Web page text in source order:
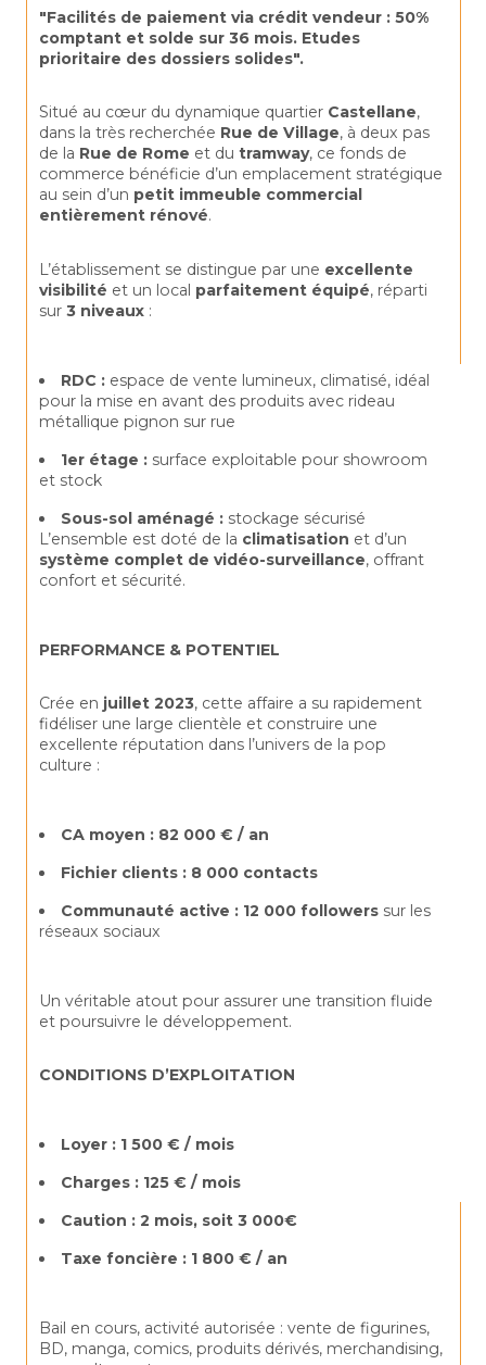
"Facilités de paiement via crédit vendeur : 50%
comptant et solde sur 36 mois. Etudes
prioritaire des dossiers solides".
Situé au cœur du dynamique quartier Castellane,
dans la très recherchée Rue de Village, à deux pas
de la Rue de Rome et du tramway, ce fonds de
commerce bénéficie d’un emplacement stratégique
au sein d’un petit immeuble commercial
entièrement rénové.
L’établissement se distingue par une excellente
visibilité et un local parfaitement équipé, réparti
sur 3 niveaux :
RDC : espace de vente lumineux, climatisé, idéal
pour la mise en avant des produits avec rideau
métallique pignon sur rue
1er étage : surface exploitable pour showroom
et stock
Sous-sol aménagé : stockage sécurisé
L’ensemble est doté de la climatisation et d’un
système complet de vidéo-surveillance, offrant
confort et sécurité.
PERFORMANCE & POTENTIEL
Crée en juillet 2023, cette affaire a su rapidement
fidéliser une large clientèle et construire une
excellente réputation dans l’univers de la pop
culture :
CA moyen : 82 000 € / an
Fichier clients : 8 000 contacts
Communauté active : 12 000 followers sur les
réseaux sociaux
Un véritable atout pour assurer une transition fluide
et poursuivre le développement.
CONDITIONS D’EXPLOITATION
Loyer : 1 500 € / mois
Charges : 125 € / mois
Caution : 2 mois, soit 3 000€
Taxe foncière : 1 800 € / an
Bail en cours, activité autorisée : vente de figurines,
BD, manga, comics, produits dérivés, merchandising,